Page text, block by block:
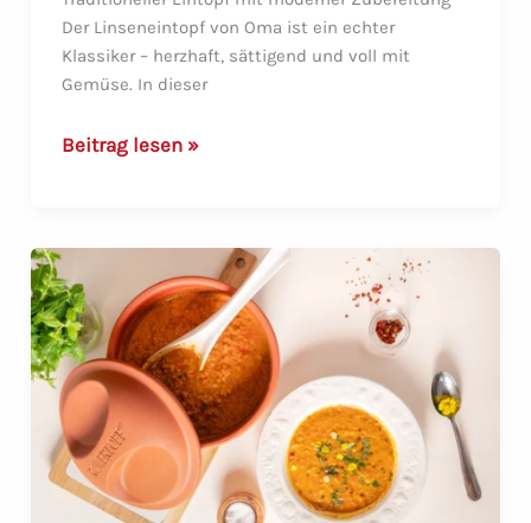
Der Linseneintopf von Oma ist ein echter
Klassiker – herzhaft, sättigend und voll mit
Gemüse. In dieser
Linseneintopf
aus
dem
Römertopf
–
Herzhaft
&
einfach
in
der
Beitrag lesen »